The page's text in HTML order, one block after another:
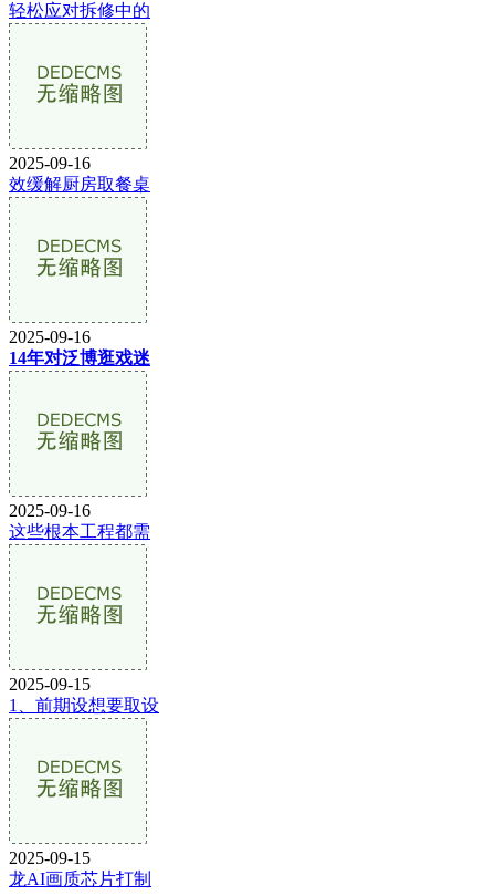
轻松应对拆修中的
2025-09-16
效缓解厨房取餐桌
2025-09-16
14年对泛博逛戏迷
2025-09-16
这些根本工程都需
2025-09-15
1、前期设想要取设
2025-09-15
龙AI画质芯片打制